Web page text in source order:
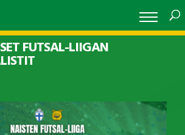
FUTSAL-LIIGAN